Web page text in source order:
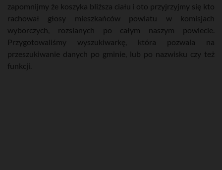
zapomnijmy że koszyka bliższa ciału i oto przyjrzyjmy się kto
rachował głosy mieszkańców powiatu w komisjach
wyborczych, rozsianych po całym naszym powiecie.
Przygotowaliśmy wyszukiwarkę, która pozwala na
przeszukiwanie danych po gminie, lub po nazwisku czy też
funkcji.